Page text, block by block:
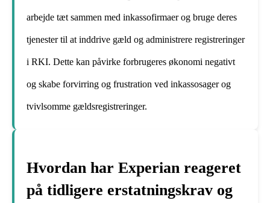
arbejde tæt sammen med inkassofirmaer og bruge deres
tjenester til at inddrive gæld og administrere registreringer
i RKI. Dette kan påvirke forbrugeres økonomi negativt
og skabe forvirring og frustration ved inkassosager og
tvivlsomme gældsregistreringer.
Hvordan har Experian reageret
på tidligere erstatningskrav og